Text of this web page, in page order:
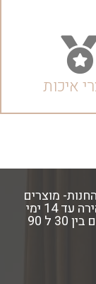
איכות
מוצרים
הקיימים במלאי מסופקים באספקה מהירה עד 14 ימי
עסקים, מוצרים שאינם במלאי מסופקים בין 30 ל 90